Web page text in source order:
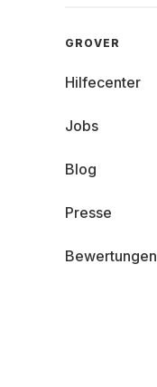
GROVER
Hilfecenter
Jobs
Blog
Presse
Bewertungen